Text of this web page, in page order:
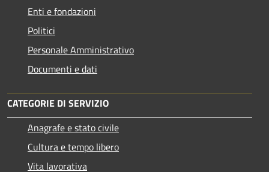
Enti e fondazioni
Politici
Personale Amministrativo
Documenti e dati
CATEGORIE DI SERVIZIO
Anagrafe e stato civile
Cultura e tempo libero
Vita lavorativa